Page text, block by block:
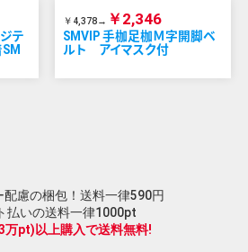
テ
￥4,378→ ￥2,346
SMVIP 手枷足枷Ｍ字開脚ベ
ルト アイマスク付
配慮の梱包！送料一律590円
払いの送料一律1000pt
万pt)以上購入で送料無料!